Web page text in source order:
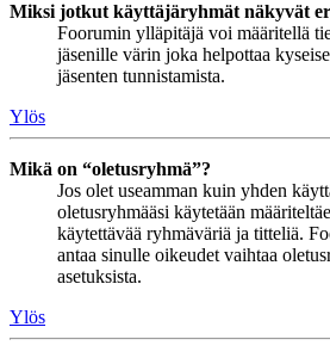
Miksi jotkut käyttäjäryhmät näkyvät
Foorumin ylläpitäjä voi määritellä
jäsenille värin joka helpottaa
jäsenten tunnistamista.
Ylös
Mikä on “oletusryhmä”?
Jos olet useamman kuin yhden
oletusryhmääsi käytetään
käytettävää ryhmäväriä ja titteliä.
antaa sinulle oikeudet vaihtaa
asetuksista.
Ylös